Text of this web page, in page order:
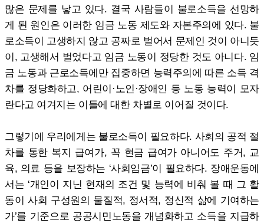
많은 문제를 낳고 있다. 결국 사람들이 불로소득을 선망하
게 된 원인은 이러한 임금 노동 제도와 자본주의에 있다. 불
로소득이 고생하지 않고 공짜로 벌어서 문제인 것이 아니듯
이, 고생해서 벌었다고 임금 노동이 정당한 것도 아니다. 임
금 노동과 근로소득에만 집중하면 능력주의에 따른 소득 격
차를 정당화하고, 어린이·노인·장애인 등 노동 능력이 모자
란다고 여겨지는 이들에 대한 차별로 이어질 것이다.
그렇기에 우리에게는 불로소득이 필요하다. 사회의 공적 절
차를 통한 복지 급여가, 꼭 현금 급여가 아니어도 주거, 교
육, 의료 등을 보장하는 ‘사회임금’이 필요하다. 장애운동에
서는 ‘개인이 지닌 현재의 조건 및 능력에 비춰 볼 때 그 활
동이 사회 구성원의 물질적, 정서적, 정신적 삶에 기여하는
가’를 기준으로 공공시민노동을 개념화하고 소득을 지급하